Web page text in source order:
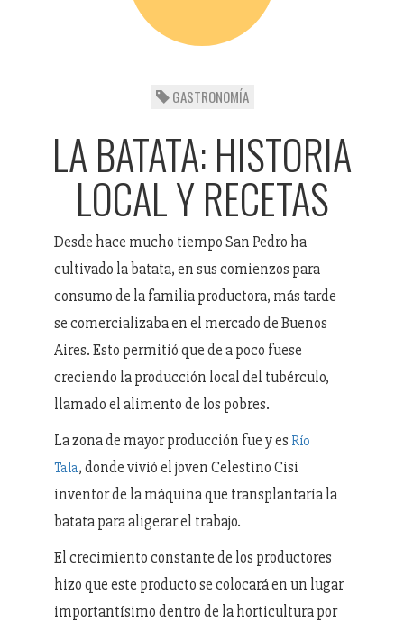
GASTRONOMÍA
LA BATATA: HISTORIA
LOCAL Y RECETAS
Desde hace mucho tiempo San Pedro ha
cultivado la batata, en sus comienzos para
consumo de la familia productora, más tarde
se comercializaba en el mercado de Buenos
Aires. Esto permitió que de a poco fuese
creciendo la producción local del tubérculo,
llamado el alimento de los pobres.
La zona de mayor producción fue y es Río
Tala, donde vivió el joven Celestino Cisi
inventor de la máquina que transplantaría la
batata para aligerar el trabajo.
El crecimiento constante de los productores
hizo que este producto se colocará en un lugar
importantísimo dentro de la horticultura por